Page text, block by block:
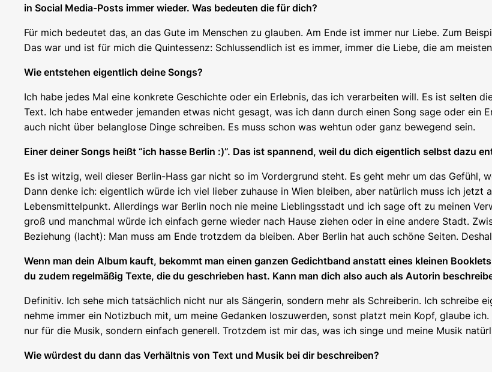
in Social Media-Posts immer wieder. Was bedeuten die für dich?
Für mich bedeutet das, an das Gute im Menschen zu glauben. Am Ende ist immer nur Liebe. Zum
Das war und ist für mich die Quintessenz: Schlussendlich ist es immer, immer die Liebe, die am
Wie entstehen eigentlich deine Songs?
Ich habe jedes Mal eine konkrete Geschichte oder ein Erlebnis, das ich verarbeiten will. Es ist selten
Text. Ich habe entweder jemanden etwas nicht gesagt, was ich dann durch einen Song sage oder ein
auch nicht über belanglose Dinge schreiben. Es muss schon was wehtun oder ganz bewegend sein.
Einer deiner Songs heißt “ich hasse Berlin :)”. Das ist spannend, weil du dich eigentlich selbst dazu
Es ist witzig, weil dieser Berlin-Hass gar nicht so im Vordergrund steht. Es geht mehr um das Gefühl,
Dann denke ich: eigentlich würde ich viel lieber zuhause in Wien bleiben, aber natürlich muss ich jetzt
Lebensmittelpunkt. Allerdings war Berlin noch nie meine Lieblingsstadt und ich sage oft zu meinen
groß und manchmal würde ich einfach gerne wieder nach Hause ziehen oder in eine andere Stadt.
Beziehung (lacht): Man muss am Ende trotzdem da bleiben. Aber Berlin hat auch schöne Seiten.
Wenn man dein Album kauft, bekommt man einen ganzen Gedichtband anstatt eines kleinen
du zudem regelmäßig Texte, die du geschrieben hast. Kann man dich also auch als Autorin
Definitiv. Ich sehe mich tatsächlich nicht nur als Sängerin, sondern mehr als Schreiberin. Ich schreibe
nehme immer ein Notizbuch mit, um meine Gedanken loszuwerden, sonst platzt mein Kopf, glaube
nur für die Musik, sondern einfach generell. Trotzdem ist mir das, was ich singe und meine Musik
Wie würdest du dann das Verhältnis von Text und Musik bei dir beschreiben?